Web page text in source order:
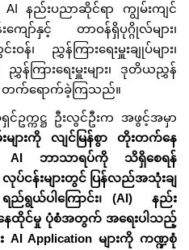
AI နည်းပညာဆိုင်ရာ ကျွမ်းကျင်
ော်နှင့် တာဝန်ရှိပုဂ္ဂိုလ်များ၊
၊ ညွှန်ကြားရေးမှူးချုပ်များ၊
ညွှန်ကြားရေးမှူးများ၊ ဒုတိယညွှန်
ား တက်ရောက်ခဲ့ကြသည်။
က္ကဋ္ဌ ဦးလွင်ဦးက အဖွင့်အမှာ
များကို လျင်မြန်စွာ တိုးတက်နေ
ဘာသာရပ်ကို သိရှိစေရန်
ငန်းများတွင် ပြန်လည်အသုံးချ
ည်ရွယ်ပါကြောင်း၊ (AI) နည်း
ေထိုင်မှု ပုံစံအတွက် အရေးပါသည့်
Application များကို ကဏ္ဍစုံ